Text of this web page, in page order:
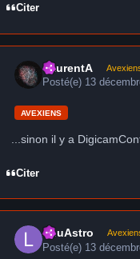
Citer
LaurentA
Posté(e) 13
AVEXIENS
...sinon il y a
Citer
LduAstro
Posté(e) 13